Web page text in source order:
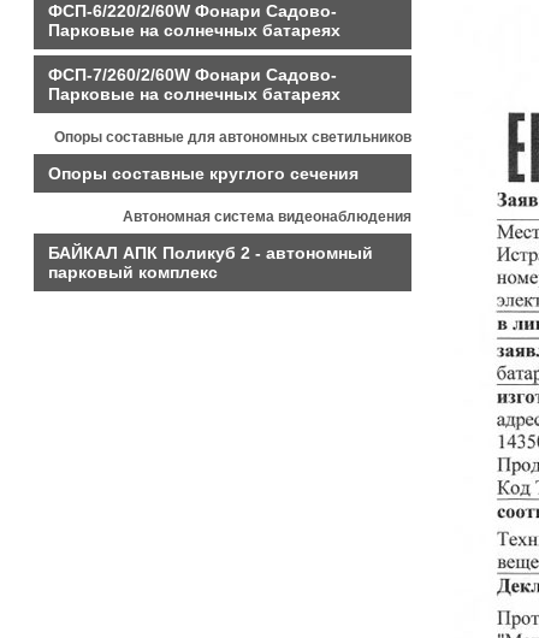
ФСП-6/220/2/60W Фонари Садово-
Парковые на солнечных батареях
ФСП-7/260/2/60W Фонари Садово-
Парковые на солнечных батареях
Опоры составные для автономных светильников
Опоры составные круглого сечения
Автономная система видеонаблюдения
БАЙКАЛ АПК Поликуб 2 - автономный
парковый комплекс